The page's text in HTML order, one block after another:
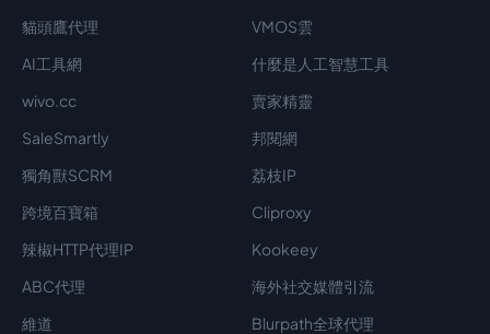
貓頭鷹代理
VMOS雲
AI工具網
什麼是人工智慧工具
wivo.cc
賣家精靈
SaleSmartly
邦閱網
獨角獸SCRM
荔枝IP
跨境百寶箱
Cliproxy
辣椒HTTP代理IP
Kookeey
ABC代理
海外社交媒體引流
維道
Blurpath全球代理